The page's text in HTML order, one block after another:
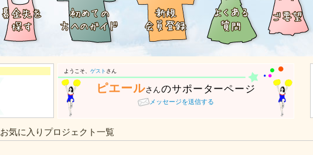
ようこそ、 ゲスト さん
ピエールさんのサポーターページ
メッセージを送信する
お気に入りプロジェクト一覧